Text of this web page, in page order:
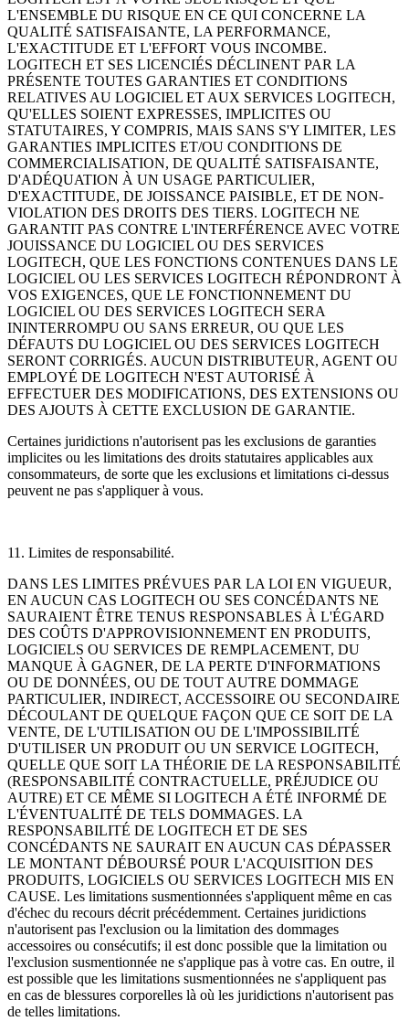
L'ENSEMBLE DU RISQUE EN CE QUI CONCERNE LA
QUALITÉ SATISFAISANTE, LA PERFORMANCE,
L'EXACTITUDE ET L'EFFORT VOUS INCOMBE.
LOGITECH ET SES LICENCIÉS DÉCLINENT PAR LA
PRÉSENTE TOUTES GARANTIES ET CONDITIONS
RELATIVES AU LOGICIEL ET AUX SERVICES LOGITECH,
QU'ELLES SOIENT EXPRESSES, IMPLICITES OU
STATUTAIRES, Y COMPRIS, MAIS SANS S'Y LIMITER, LES
GARANTIES IMPLICITES ET/OU CONDITIONS DE
COMMERCIALISATION, DE QUALITÉ SATISFAISANTE,
D'ADÉQUATION À UN USAGE PARTICULIER,
D'EXACTITUDE, DE JOISSANCE PAISIBLE, ET DE NON-
VIOLATION DES DROITS DES TIERS. LOGITECH NE
GARANTIT PAS CONTRE L'INTERFÉRENCE AVEC VOTRE
JOUISSANCE DU LOGICIEL OU DES SERVICES
LOGITECH, QUE LES FONCTIONS CONTENUES DANS LE
LOGICIEL OU LES SERVICES LOGITECH RÉPONDRONT À
VOS EXIGENCES, QUE LE FONCTIONNEMENT DU
LOGICIEL OU DES SERVICES LOGITECH SERA
ININTERROMPU OU SANS ERREUR, OU QUE LES
DÉFAUTS DU LOGICIEL OU DES SERVICES LOGITECH
SERONT CORRIGÉS. AUCUN DISTRIBUTEUR, AGENT OU
EMPLOYÉ DE LOGITECH N'EST AUTORISÉ À
EFFECTUER DES MODIFICATIONS, DES EXTENSIONS OU
DES AJOUTS À CETTE EXCLUSION DE GARANTIE.
Certaines juridictions n'autorisent pas les exclusions de garanties
implicites ou les limitations des droits statutaires applicables aux
consommateurs, de sorte que les exclusions et limitations ci-dessus
peuvent ne pas s'appliquer à vous.
11. Limites de responsabilité.
DANS LES LIMITES PRÉVUES PAR LA LOI EN VIGUEUR,
EN AUCUN CAS LOGITECH OU SES CONCÉDANTS NE
SAURAIENT ÊTRE TENUS RESPONSABLES À L'ÉGARD
DES COÛTS D'APPROVISIONNEMENT EN PRODUITS,
LOGICIELS OU SERVICES DE REMPLACEMENT, DU
MANQUE À GAGNER, DE LA PERTE D'INFORMATIONS
OU DE DONNÉES, OU DE TOUT AUTRE DOMMAGE
PARTICULIER, INDIRECT, ACCESSOIRE OU SECONDAIRE
DÉCOULANT DE QUELQUE FAÇON QUE CE SOIT DE LA
VENTE, DE L'UTILISATION OU DE L'IMPOSSIBILITÉ
D'UTILISER UN PRODUIT OU UN SERVICE LOGITECH,
QUELLE QUE SOIT LA THÉORIE DE LA RESPONSABILITÉ
(RESPONSABILITÉ CONTRACTUELLE, PRÉJUDICE OU
AUTRE) ET CE MÊME SI LOGITECH A ÉTÉ INFORMÉ DE
L'ÉVENTUALITÉ DE TELS DOMMAGES. LA
RESPONSABILITÉ DE LOGITECH ET DE SES
CONCÉDANTS NE SAURAIT EN AUCUN CAS DÉPASSER
LE MONTANT DÉBOURSÉ POUR L'ACQUISITION DES
PRODUITS, LOGICIELS OU SERVICES LOGITECH MIS EN
CAUSE. Les limitations susmentionnées s'appliquent même en cas
d'échec du recours décrit précédemment. Certaines juridictions
n'autorisent pas l'exclusion ou la limitation des dommages
accessoires ou consécutifs; il est donc possible que la limitation ou
l'exclusion susmentionnée ne s'applique pas à votre cas. En outre, il
est possible que les limitations susmentionnées ne s'appliquent pas
en cas de blessures corporelles là où les juridictions n'autorisent pas
de telles limitations.